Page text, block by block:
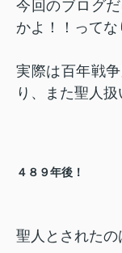
今回のブログ
かよ！！って
実際は百年戦
り、また聖人
４８９年後！
聖人とされたの